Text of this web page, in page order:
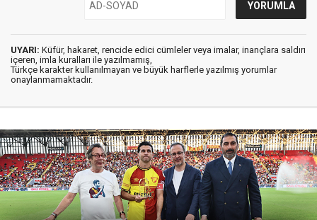
UYARI: Küfür, hakaret, rencide edici cümleler veya imalar, inançlara saldırı
içeren, imla kuralları ile yazılmamış,
Türkçe karakter kullanılmayan ve büyük harflerle yazılmış yorumlar
onaylanmamaktadır.